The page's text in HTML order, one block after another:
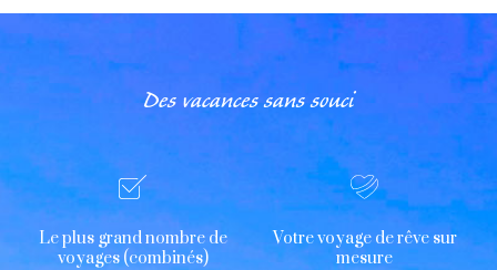
Des vacances sans souci
Le plus grand nombre de
voyages (combinés)
Votre voyage de rêve sur
mesure